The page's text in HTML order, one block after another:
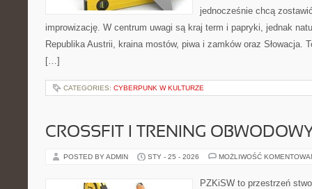
jednocześnie chcą
improwizację. W centrum uwagi są kraj term i papryki, jednak
Republika Austrii, kraina mostów, piwa i zamków oraz Słowacja.
[…]
CATEGORIES: CYBERPUNK W KULTURZE
CROSSFIT I TRENING
POSTED BY ADMIN STY - 25 - 2026 MOŻLIWOŚĆ
PZKiSW to przestrzeń